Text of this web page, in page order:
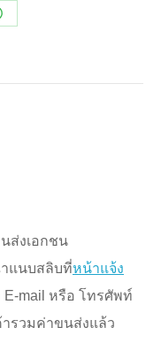
ส่งเอกชน
แนบสลิบที่หน้าแจ้ง
mail หรือ โทรศัพท์
รวมค่าขนส่งแล้ว